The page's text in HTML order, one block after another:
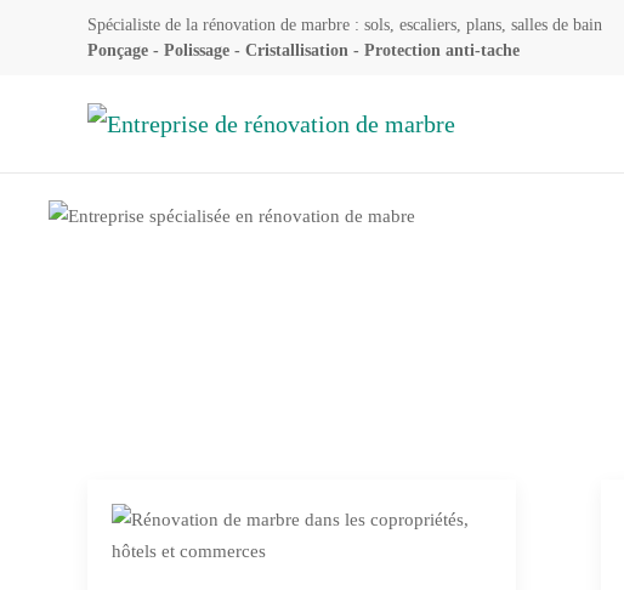
Spécialiste de la rénovation de marbre : sols, escaliers, plans, salles de bain
Ponçage - Polissage - Cristallisation - Protection anti-tache